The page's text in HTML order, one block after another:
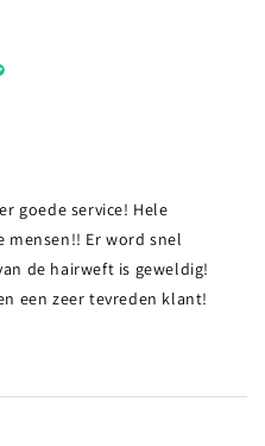
goede service! Hele
mensen!! Er word snel
de hairweft is geweldig!
een zeer tevreden klant!